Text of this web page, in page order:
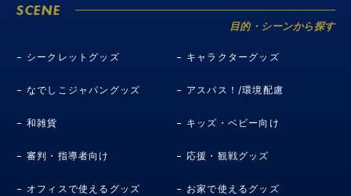
SCENE
目的・シーンから探す
シークレットグッズ キャラクターグッズ
なでしこジャパングッズ アスパス！/環境配慮
和雑貨 キッズ・ベビー向け
審判・指導者向け 応援・観戦グッズ
オフィスで使えるグッズ お家で使えるグッズ